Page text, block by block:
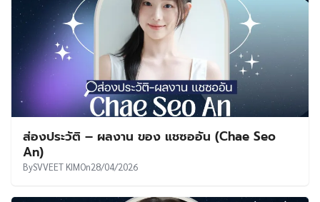
ส่องประวัติ – ผลงาน ของ แชซออัน (Chae Seo
An)
BySVVEET KIMOn28/04/2026